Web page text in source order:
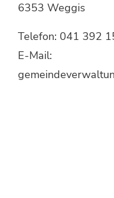
6353 Weggis
Telefon: 041 392
E-Mail: